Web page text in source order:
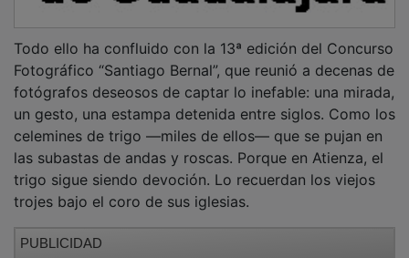
Todo ello ha confluido con la 13ª edición del Concurso
Fotográfico “Santiago Bernal”, que reunió a decenas de
fotógrafos deseosos de captar lo inefable: una mirada,
un gesto, una estampa detenida entre siglos. Como los
celemines de trigo —miles de ellos— que se pujan en
las subastas de andas y roscas. Porque en Atienza, el
trigo sigue siendo devoción. Lo recuerdan los viejos
trojes bajo el coro de sus iglesias.
PUBLICIDAD